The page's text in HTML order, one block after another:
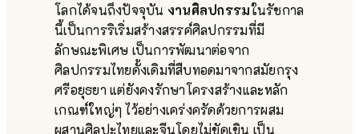
โลกได้จนถึงปัจจุบัน งานศิลปกรรมในรัชกาล
นี้เป็นการริเริ่มสร้างสรรค์ศิลปกรรมที่มี
ลักษณะพิเศษ เป็นการพัฒนาต่อจาก
ศิลปกรรมไทยดั้งเดิมที่สืบทอดมาจากสมัยกรุง
ศรีอยุธยา แต่ยังคงรักษาโครงสร้างและหลัก
เกณฑ์ใหญ่ๆ ไว้อย่างเคร่งครัดด้วยการผสม
ผสานศิลปะไทยและจีนโดยไม่ขัดเขิน เป็น